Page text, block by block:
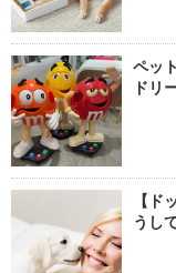
ペッ
ドリ
【ド
うし